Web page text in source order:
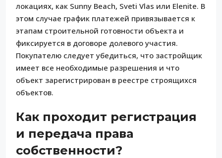
локациях, как Sunny Beach, Sveti Vlas или Elenite. В
этом случае график платежей привязывается к
этапам строительной готовности объекта и
фиксируется в договоре долевого участия.
Покупателю следует убедиться, что застройщик
имеет все необходимые разрешения и что
объект зарегистрирован в реестре строящихся
объектов.
Как проходит регистрация
и передача права
собственности?